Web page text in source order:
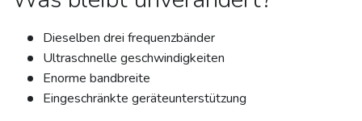
Dieselben drei frequenzbänder
Ultraschnelle geschwindigkeiten
Enorme bandbreite
Eingeschränkte geräteunterstützung